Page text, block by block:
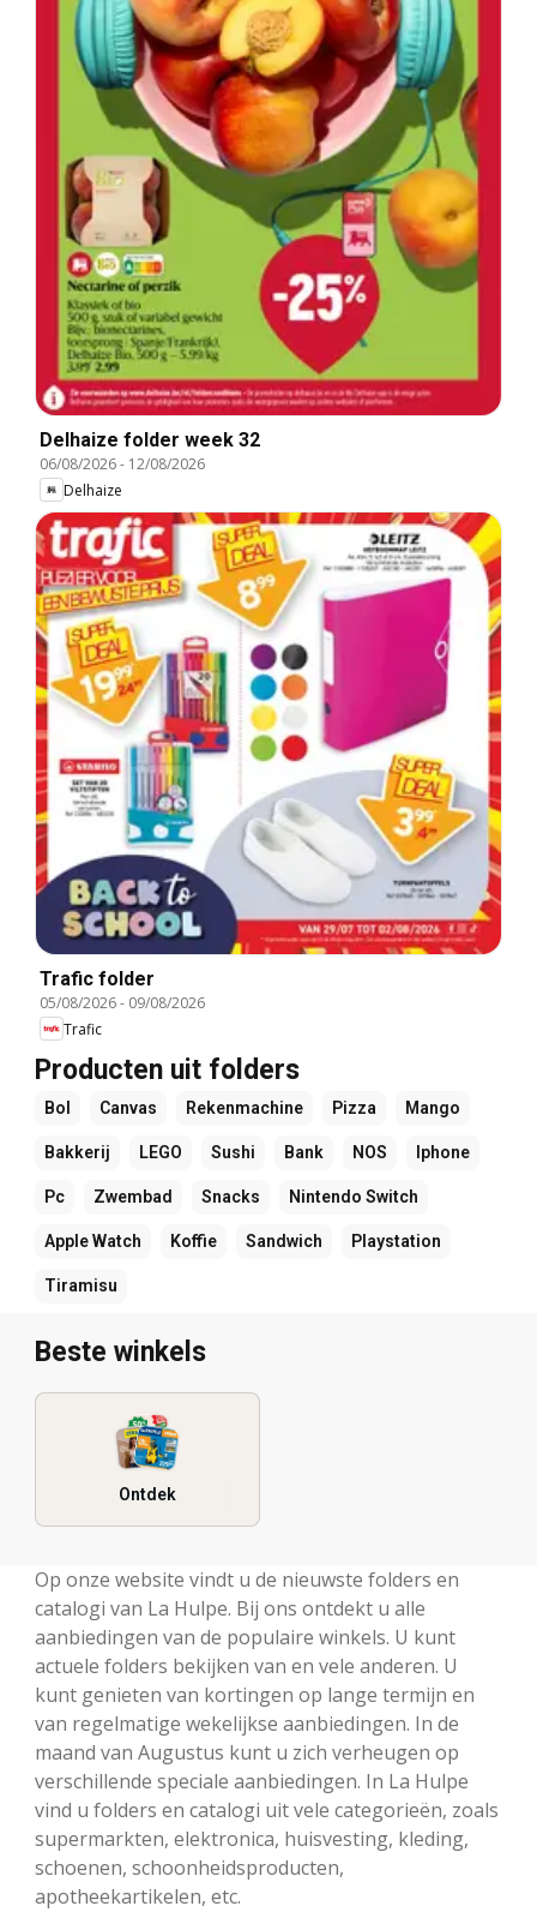
Delhaize folder week 32
06/08/2026- 12/08/2026
Delhaize
Trafic folder
05/08/2026- 09/08/2026
Trafic
Producten uit folders
Bol Canvas Rekenmachine Pizza Mango
Bakkerij LEGO Sushi Bank NOS Iphone
Pc Zwembad Snacks Nintendo Switch
Apple Watch Koffie Sandwich Playstation
Tiramisu
Beste winkels
Ontdek
Op onze website vindt u de nieuwste folders en
catalogi van La Hulpe. Bij ons ontdekt u alle
aanbiedingen van de populaire winkels. U kunt
actuele folders bekijken van en vele anderen. U
kunt genieten van kortingen op lange termijn en
van regelmatige wekelijkse aanbiedingen. In de
maand van Augustus kunt u zich verheugen op
verschillende speciale aanbiedingen. In La Hulpe
vind u folders en catalogi uit vele categorieën, zoals
supermarkten, elektronica, huisvesting, kleding,
schoenen, schoonheidsproducten,
apotheekartikelen, etc.